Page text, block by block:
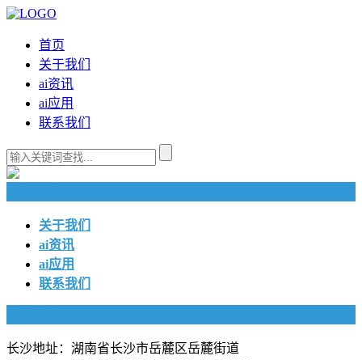
首页
关于我们
ai资讯
ai应用
联系我们
关于我们
ai资讯
ai应用
联系我们
长沙地址：湖南省长沙市岳麓区岳麓街道